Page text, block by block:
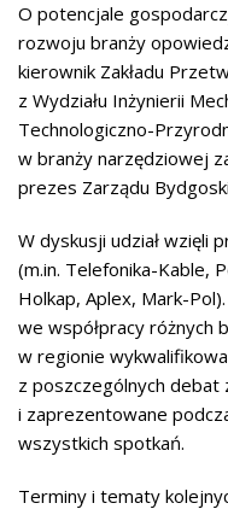
O potencjale
rozwoju branży
kierownik Zakładu
z Wydziału Inżynierii
Technologiczno-
w branży narzędziowej
prezes Zarządu
W dyskusji udział wzięli
(m.in. Telefonika-Kable,
Holkap, Aplex, Mark-
we współpracy różnych
w regionie
z poszczególnych debat
i zaprezentowane
wszystkich spotkań.
Terminy i tematy